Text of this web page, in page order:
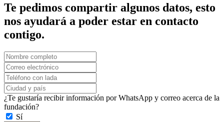
Te pedimos compartir algunos datos, esto
nos ayudará a poder estar en contacto
contigo.
¿Te gustaría recibir información por WhatsApp y correo acerca de la
fundación?
Sí